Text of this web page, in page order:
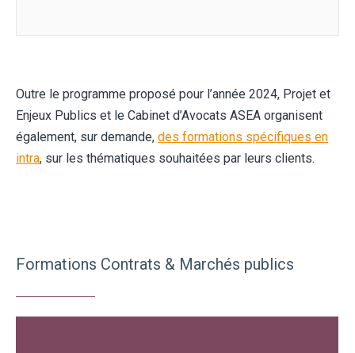
Outre le programme proposé pour l’année 2024, Projet et
Enjeux Publics et le Cabinet d’Avocats ASEA organisent
également, sur demande, des formations spécifiques en
intra, sur les thématiques souhaitées par leurs clients.
Formations Contrats & Marchés publics